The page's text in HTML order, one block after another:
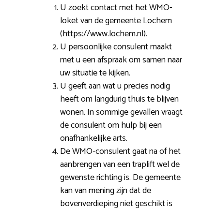
U zoekt contact met het WMO-
loket van de gemeente Lochem
(https://www.lochem.nl).
U persoonlijke consulent maakt
met u een afspraak om samen naar
uw situatie te kijken.
U geeft aan wat u precies nodig
heeft om langdurig thuis te blijven
wonen. In sommige gevallen vraagt
de consulent om hulp bij een
onafhankelijke arts.
De WMO-consulent gaat na of het
aanbrengen van een traplift wel de
gewenste richting is. De gemeente
kan van mening zijn dat de
bovenverdieping niet geschikt is